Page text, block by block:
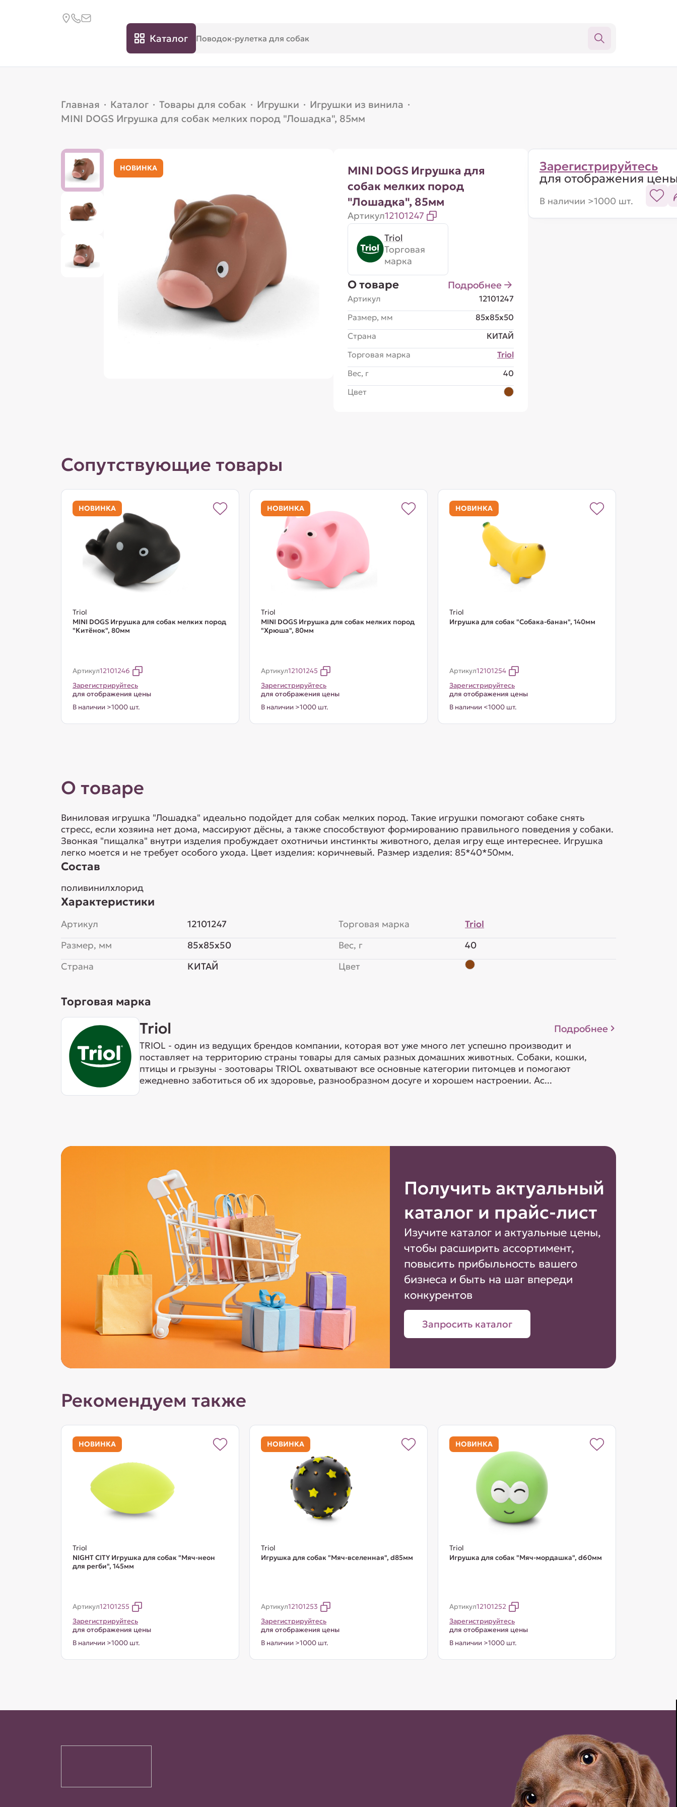
Каталог
Главная · Каталог · Товары для собак · Игрушки · Игрушки из винила ·
MINI DOGS Игрушка для собак мелких пород "Лошадка", 85мм
НОВИНКА
MINI DOGS Игрушка для
собак мелких пород
"Лошадка", 85мм
Артикул12101247
Triol
Торговая
марка
О товаре Подробнее
Артикул
12101247
Размер, мм
85x85x50
Страна
КИТАЙ
Торговая марка
Triol
Вес, г
40
Цвет
Зарегистрируйтесь
для отображения
В наличии >1000 шт.
Сопутствующие товары
НОВИНКА
Triol
MINI DOGS Игрушка для собак мелких пород
"Китёнок", 80мм
Артикул12101246
Зарегистрируйтесь
для отображения цены
В наличии >1000 шт.
НОВИНКА
Triol
MINI DOGS Игрушка для собак мелких пород
"Хрюша", 80мм
Артикул12101245
Зарегистрируйтесь
для отображения цены
В наличии >1000 шт.
НОВИНКА
Triol
Игрушка для собак "Собака-банан", 140мм
Артикул12101254
Зарегистрируйтесь
для отображения цены
В наличии <1000 шт.
О товаре
Виниловая игрушка "Лошадка" идеально подойдет для собак мелких пород. Такие игрушки помогают собаке снять
стресс, если хозяина нет дома, массируют дёсны, а также способствуют формированию правильного поведения у собаки.
Звонкая "пищалка" внутри изделия пробуждает охотничьи инстинкты животного, делая игру еще интереснее. Игрушка
легко моется и не требует особого ухода. Цвет изделия: коричневый. Размер изделия: 85*40*50мм.
Состав
поливинилхлорид
Характеристики
Артикул
12101247
Размер, мм
85x85x50
Страна
КИТАЙ
Торговая марка
Triol
Вес, г
40
Цвет
Торговая марка
Triol Подробнее
TRIOL - один из ведущих брендов компании, которая вот уже много лет успешно производит и
поставляет на территорию страны товары для самых разных домашних животных. Собаки, кошки,
птицы и грызуны - зоотовары TRIOL охватывают все основные категории питомцев и помогают
ежедневно заботиться об их здоровье, разнообразном досуге и хорошем настроении. Ас...
Получить актуальный
каталог и прайс-лист
Изучите каталог и актуальные цены,
чтобы расширить ассортимент,
повысить прибыльность вашего
бизнеса и быть на шаг впереди
конкурентов
Запросить каталог
Рекомендуем также
НОВИНКА
Triol
NIGHT CITY Игрушка для собак "Мяч-неон
для регби", 145мм
Артикул12101255
Зарегистрируйтесь
для отображения цены
В наличии >1000 шт.
НОВИНКА
Triol
Игрушка для собак "Мяч-вселенная", d85мм
Артикул12101253
Зарегистрируйтесь
для отображения цены
В наличии >1000 шт.
НОВИНКА
Triol
Игрушка для собак "Мяч-мордашка", d60мм
Артикул12101252
Зарегистрируйтесь
для отображения цены
В наличии >1000 шт.